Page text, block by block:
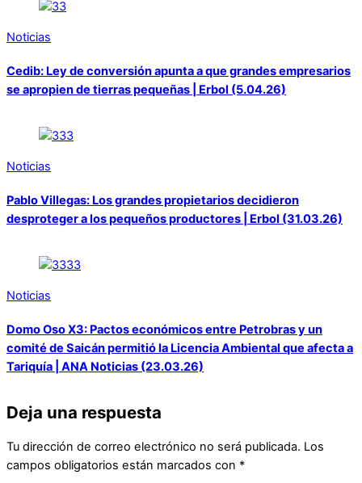
Noticias
Cedib: Ley de conversión apunta a que grandes empresarios
se apropien de tierras pequeñas | Erbol (5.04.26)
Noticias
Pablo Villegas: Los grandes propietarios decidieron
desproteger a los pequeños productores | Erbol (31.03.26)
Noticias
Domo Oso X3: Pactos económicos entre Petrobras y un
comité de Saicán permitió la Licencia Ambiental que afecta a
Tariquía | ANA Noticias (23.03.26)
Deja una respuesta
Tu dirección de correo electrónico no será publicada. Los
campos obligatorios están marcados con *